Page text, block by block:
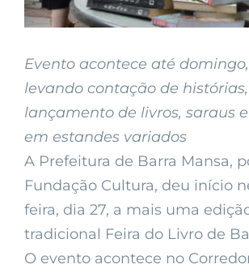
Evento acontece até
levando contação de histórias,
lançamento de livros, saraus
em estandes variados
A Prefeitura de Barra Mansa,
Fundação Cultura, deu início
feira, dia 27, a mais uma
tradicional Feira do Livro de
O evento acontece no